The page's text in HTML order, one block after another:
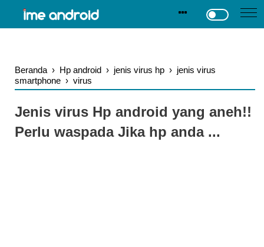
Beranda › Hp android › jenis virus hp › jenis virus
smartphone › virus
Jenis virus Hp android yang aneh!!
Perlu waspada Jika hp anda ...